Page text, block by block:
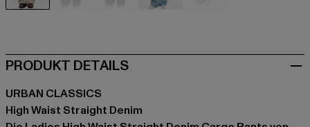
PRODUKT DETAILS
URBAN CLASSICS
High Waist Straight Denim